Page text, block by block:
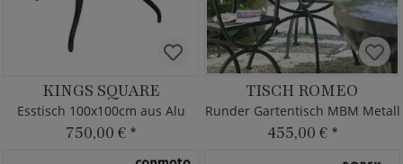
KINGS SQUARE
Esstisch 100x100cm aus Alu
750,00 € *
TISCH ROMEO
Runder Gartentisch MBM Metall
455,00 € *